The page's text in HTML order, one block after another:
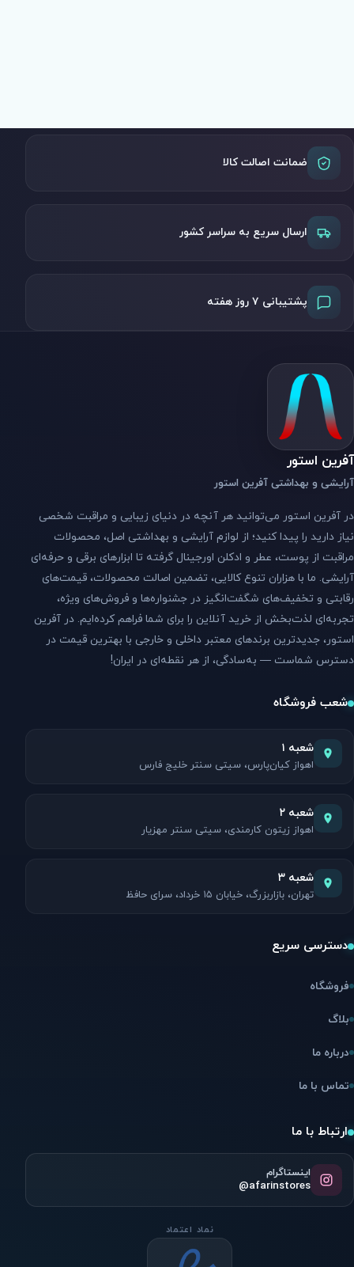
ضمانت اصالت کالا
ارسال سریع به سراسر کشور
پشتیبانی ۷ روز هفته
آفرین استور
آرایشی و بهداشتی آفرین استور
در آفرین استور می‌توانید هر آنچه در دنیای زیبایی و مراقبت شخصی
نیاز دارید را پیدا کنید؛ از لوازم آرایشی و بهداشتی اصل، محصولات
مراقبت از پوست، عطر و ادکلن اورجینال گرفته تا ابزارهای برقی و حرفه‌ای
آرایشی. ما با هزاران تنوع کالایی، تضمین اصالت محصولات، قیمت‌های
رقابتی و تخفیف‌های شگفت‌انگیز در جشنواره‌ها و فروش‌های ویژه،
تجربه‌ای لذت‌بخش از خرید آنلاین را برای شما فراهم کرده‌ایم. در آفرین
استور، جدیدترین برندهای معتبر داخلی و خارجی با بهترین قیمت در
دسترس شماست — به‌سادگی، از هر نقطه‌ای در ایران!
شعب فروشگاه
شعبه ۱
اهواز کیان‌پارس، سیتی سنتر خلیج فارس
شعبه ۲
اهواز زیتون کارمندی، سیتی سنتر مهزیار
شعبه ۳
تهران، بازاربزرگ، خیابان ۱۵ خرداد، سرای حافظ
دسترسی سریع
فروشگاه
بلاگ
درباره ما
تماس با ما
ارتباط با ما
اینستاگرام
@afarinstores
نماد اعتماد